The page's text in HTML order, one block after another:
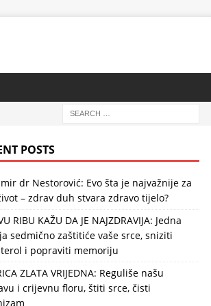
POSTS
dr Nestorović: Evo šta je najvažnije za
– zdrav duh stvara zdravo tijelo?
RIBU KAŽU DA JE NAJZDRAVIJA: Jedna
sedmično zaštitiće vaše srce, sniziti
i popraviti memoriju
ZLATA VRIJEDNA: Reguliše našu
i crijevnu floru, štiti srce, čisti